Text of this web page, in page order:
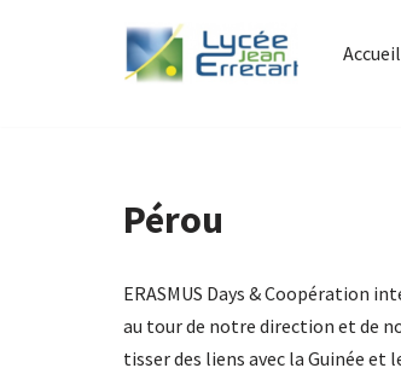
Accueil
Pérou
ERASMUS Days & Coopération
au tour de notre direction et de
tisser des liens avec la Guinée et